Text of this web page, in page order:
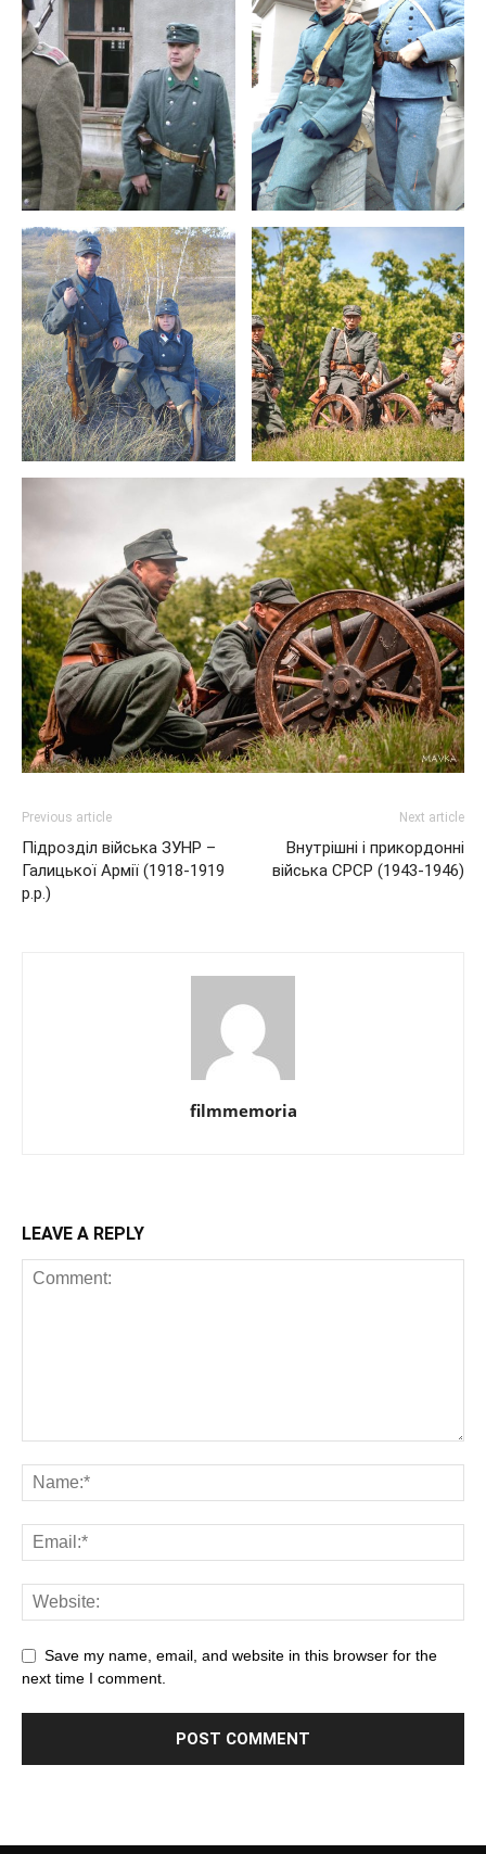
Previous article
Підрозділ війська ЗУНР –
Галицької Армії (1918-1919
р.р.)
Next article
Внутрішні і прикордонні
війська СРСР (1943-1946)
filmmemoria
LEAVE A REPLY
Save my name, email, and website in this browser for the
next time I comment.